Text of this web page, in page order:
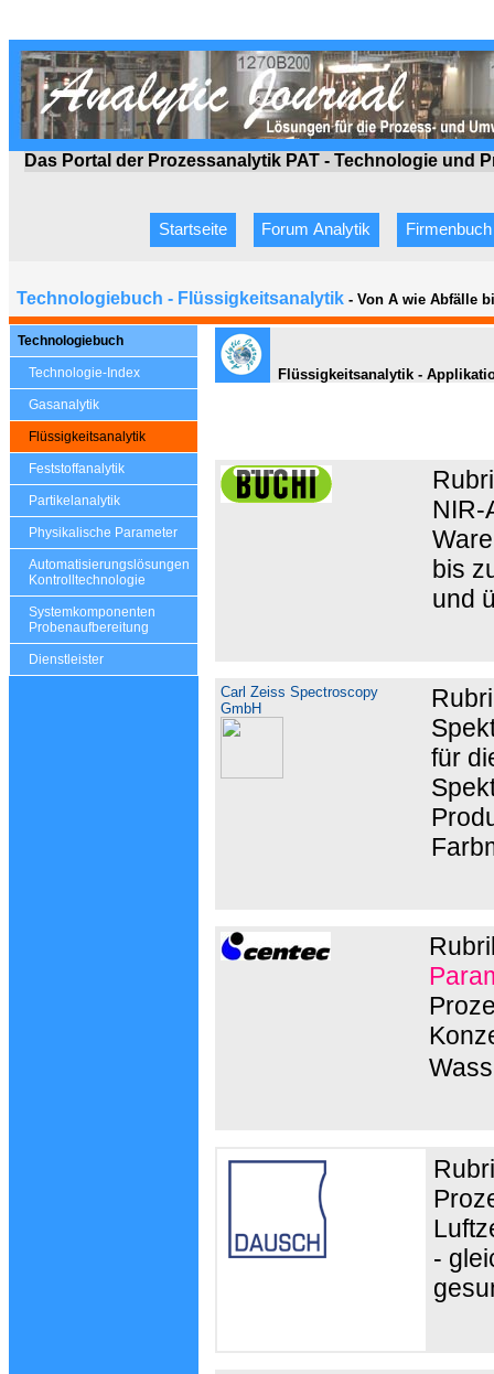
Das Portal der Prozessanalytik PAT - Technologie und
Startseite Forum Analytik Firmenbuch
Technologiebuch - Flüssigkeitsanalytik - Von A wie Abfälle
Technologiebuch
Technologie-Index
Gasanalytik
Flüssigkeitsanalytik
Feststoffanalytik
Partikelanalytik
Physikalische Parameter
Automatisierungslösungen
Kontrolltechnologie
Systemkomponenten
Probenaufbereitung
Dienstleister
Flüssigkeitsanalytik -
NIR-
bis
und
Carl Zeiss Spectroscopy
GmbH
für
-